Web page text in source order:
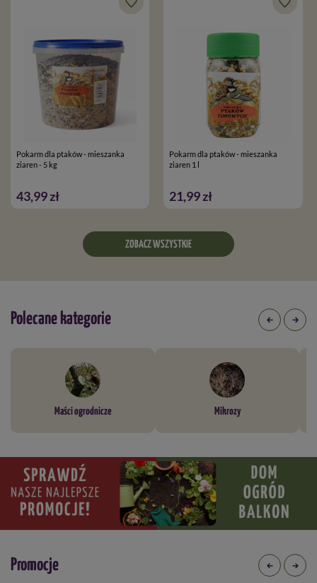
Pokarm dla ptaków - mieszanka
ziaren - 5 kg
43,99 zł
Pokarm dla ptaków - mieszanka
ziaren 1 l
21,99 zł
ZOBACZ WSZYSTKIE
Polecane kategorie
Maści ogrodnicze Mikrozy
Promocje